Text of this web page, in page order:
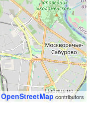
OpenStreetMap contributors